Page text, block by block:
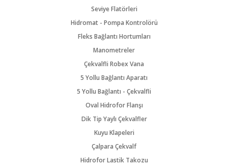
Seviye Flatörleri
Hidromat - Pompa Kontrolörü
Fleks Bağlantı Hortumları
Manometreler
Çekvalfli Robex Vana
5 Yollu Bağlantı Aparatı
5 Yollu Bağlantı - Çekvalfli
Oval Hidrofor Flanşı
Dik Tip Yaylı Çekvalfler
Kuyu Klapeleri
Çalpara Çekvalf
Hidrofor Lastik Takozu